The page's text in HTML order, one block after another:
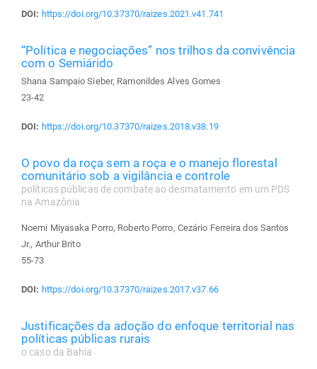
DOI: https://doi.org/10.37370/raizes.2021.v41.741
“Política e negociações” nos trilhos da convivência
com o Semiárido
Shana Sampaio Sieber, Ramonildes Alves Gomes
23-42
DOI: https://doi.org/10.37370/raizes.2018.v38.19
O povo da roça sem a roça e o manejo florestal
comunitário sob a vigilância e controle
políticas públicas de combate ao desmatamento em um PDS
na Amazônia
Noemi Miyasaka Porro, Roberto Porro, Cezário Ferreira dos Santos
Jr., Arthur Brito
55-73
DOI: https://doi.org/10.37370/raizes.2017.v37.66
Justificações da adoção do enfoque territorial nas
políticas públicas rurais
o caso da Bahia